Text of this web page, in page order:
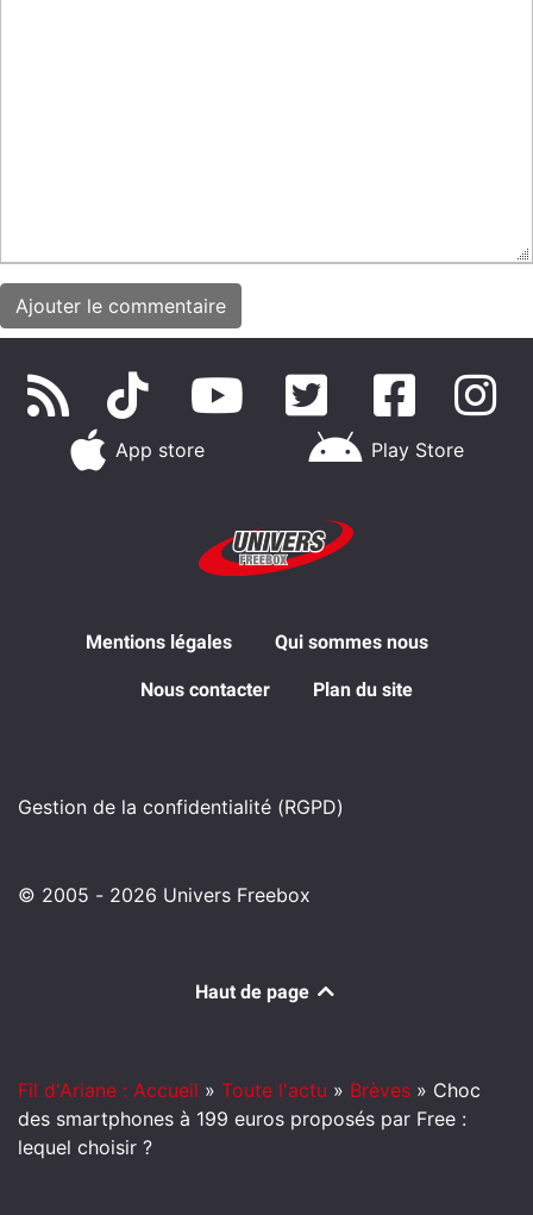
App store Play Store
Mentions légales Qui sommes nous
Nous contacter Plan du site
Gestion de la confidentialité (RGPD)
© 2005 - 2026 Univers Freebox
Haut de page
Fil d'Ariane : Accueil » Toute l'actu » Brèves » Choc
des smartphones à 199 euros proposés par Free :
lequel choisir ?